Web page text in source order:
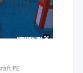
PE